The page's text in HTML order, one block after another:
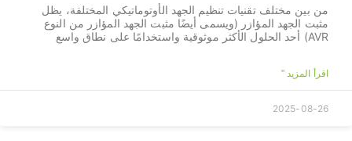
من بين مختلف تقنيات تنظيم الجهد الأوتوماتيكي المختلفة، يظل
مثبت الجهد المؤازر (ويسمى أيضًا مثبت الجهد المؤازر من النوع
AVR) أحد الحلول الأكثر موثوقية واستخدامًا على نطاق واسع
اقرأ المزيد "
2025-08-26